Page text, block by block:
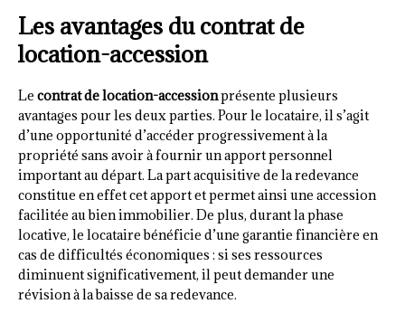
Les avantages du contrat de
location-accession
Le contrat de location-accessionprésente plusieurs
avantages pour les deux parties. Pour le locataire, il s’agit
d’une opportunité d’accéder progressivement à la
propriété sans avoir à fournir un apport personnel
important au départ. La part acquisitive de la redevance
constitue en effet cet apport et permet ainsi une accession
facilitée au bien immobilier. De plus, durant la phase
locative, le locataire bénéficie d’une garantie financière en
cas de difficultés économiques : si ses ressources
diminuent significativement, il peut demander une
révision à la baisse de sa redevance.